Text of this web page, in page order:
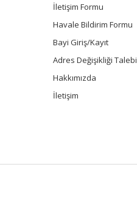
İletişim Formu
Havale Bildirim Formu
Bayi Giriş/Kayıt
Adres Değişikliği Talebi
Hakkımızda
İletişim